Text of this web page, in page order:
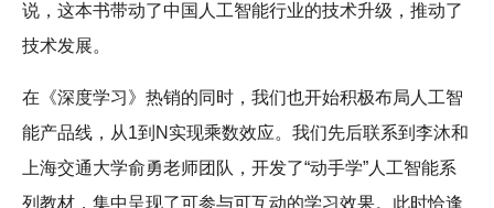
说，这本书带动了中国人工智能行业的技术升级，推动了
技术发展。
在《深度学习》热销的同时，我们也开始积极布局人工智
能产品线，从1到N实现乘数效应。我们先后联系到李沐和
上海交通大学俞勇老师团队，开发了“动手学”人工智能系
列教材，集中呈现了可参与可互动的学习效果。此时恰逢